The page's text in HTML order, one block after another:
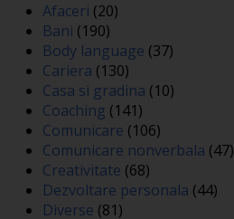
Afaceri (20)
Bani (190)
Body language (37)
Cariera (130)
Casa si gradina (10)
Coaching (141)
Comunicare (106)
Comunicare nonverbala (47)
Creativitate (68)
Dezvoltare personala (44)
Diverse (81)